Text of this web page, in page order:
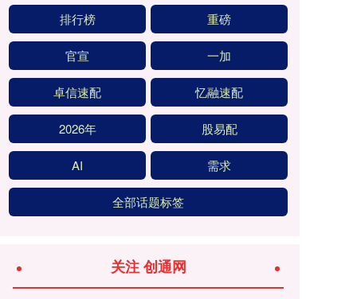
排行榜 重磅
官宣 一加
卓信速配 忆融速配
2026年 股易配
AI 需求
全部话题标签
关注 创通网